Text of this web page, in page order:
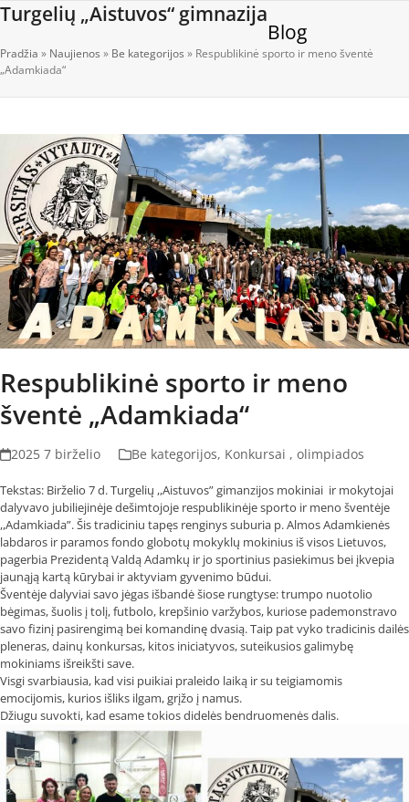
Skip
content
Turgelių „Aistuvos“ gimnazija
Open
mobile
menu
Close
mobile
menu
Blog
Pradžia » Naujienos » Be kategorijos » Respublikinė sporto ir meno šventė
„Adamkiada“
Respublikinė sporto ir meno
šventė „Adamkiada“
2025 7 birželio Be kategorijos, Konkursai , olimpiados
Tekstas: Birželio 7 d. Turgelių ,,Aistuvos” gimanzijos mokiniai ir mokytojai
dalyvavo jubiliejinėje dešimtojoje respublikinėje sporto ir meno šventėje
,,Adamkiada”. Šis tradiciniu tapęs renginys suburia p. Almos Adamkienės
labdaros ir paramos fondo globotų mokyklų mokinius iš visos Lietuvos,
pagerbia Prezidentą Valdą Adamkų ir jo sportinius pasiekimus bei įkvepia
jaunąją kartą kūrybai ir aktyviam gyvenimo būdui.
Šventėje dalyviai savo jėgas išbandė šiose rungtyse: trumpo nuotolio
bėgimas, šuolis į tolį, futbolo, krepšinio varžybos, kuriose pademonstravo
savo fizinį pasirengimą bei komandinę dvasią. Taip pat vyko tradicinis dailės
pleneras, dainų konkursas, kitos iniciatyvos, suteikusios galimybę
mokiniams išreikšti save.
Visgi svarbiausia, kad visi puikiai praleido laiką ir su teigiamomis
emocijomis, kurios išliks ilgam, grįžo į namus.
Džiugu suvokti, kad esame tokios didelės bendruomenės dalis.